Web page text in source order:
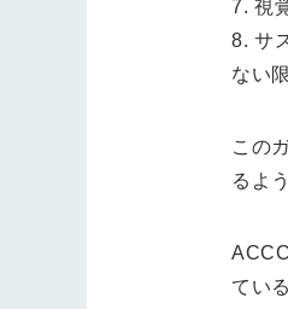
7. 視
8. サ
ない
この
るよ
ている